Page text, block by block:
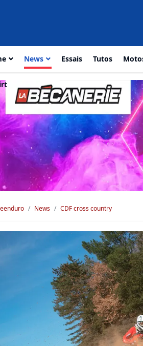
News Essais Tutos
News CDF cross country